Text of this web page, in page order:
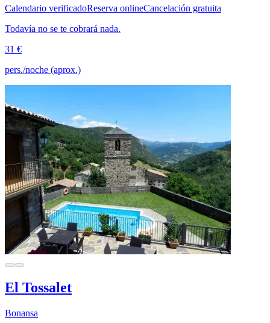
Calendario verificadoReserva onlineCancelación gratuita
Todavía no se te cobrará nada.
31 €
pers./noche (aprox.)
El Tossalet
Bonansa